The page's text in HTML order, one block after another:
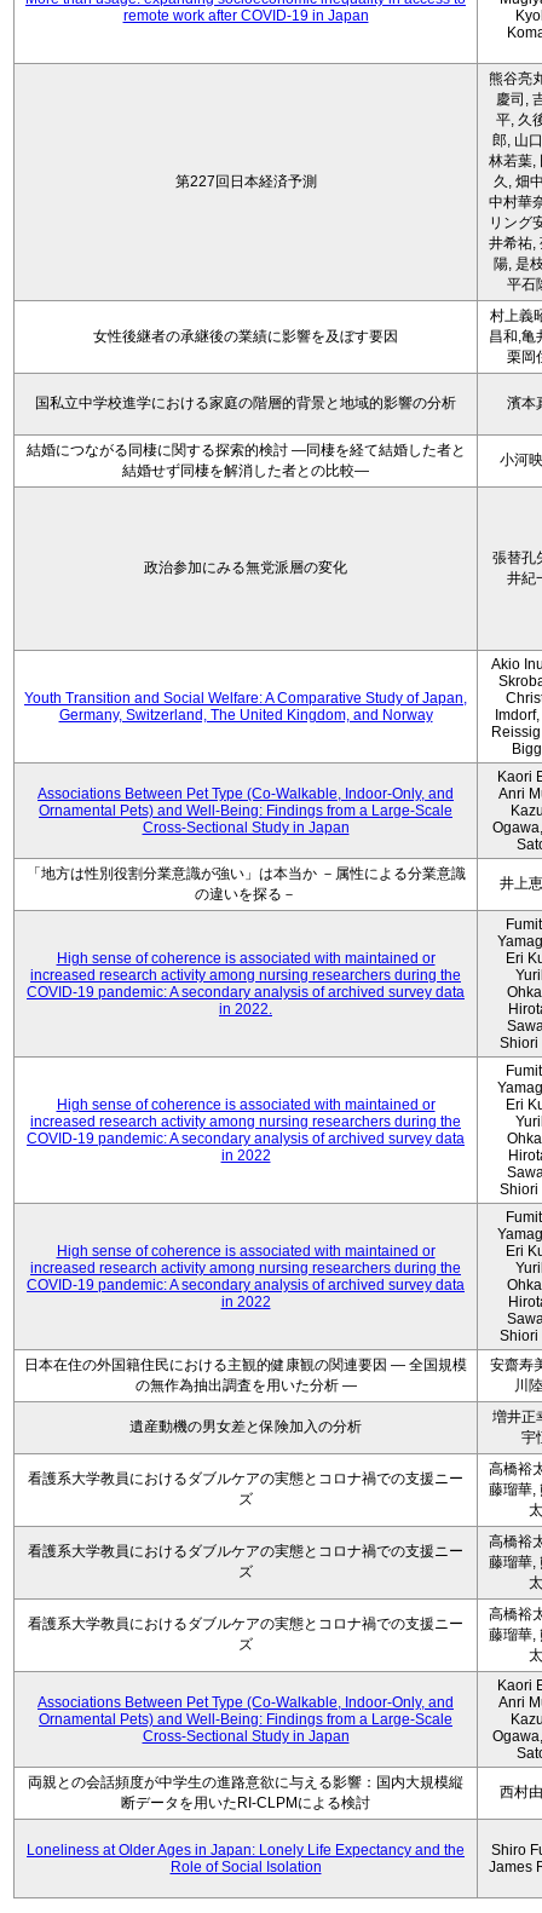
remote work after COVID-19 in Japan
第227回日本経済予測
熊谷亮
慶司,
平, 久
郎, 山
林若葉,
久, 畑
中村華
リング
井希祐,
陽, 是
平石
女性後継者の承継後の業績に影響を及ぼす要因
村上義
昌和,亀
栗岡
国私立中学校進学における家庭の階層的背景と地域的影響の分析 濱本
結婚につながる同棲に関する探索的検討 ―同棲を経て結婚した者と
結婚せず同棲を解消した者との比較―
小河
政治参加にみる無党派層の変化
張替孔
井紀
Youth Transition and Social Welfare: A Comparative Study of Japan,
Germany, Switzerland, The United Kingdom, and Norway
Akio
Associations Between Pet Type (Co-Walkable, Indoor-Only, and
Ornamental Pets) and Well-Being: Findings from a Large-Scale
Cross-Sectional Study in Japan
Kaori
Anri
「地方は性別役割分業意識が強い」は本当か －属性による分業意識
の違いを探る－
井上
High sense of coherence is associated with maintained or
increased research activity among nursing researchers during the
COVID-19 pandemic: A secondary analysis of archived survey data
in 2022.
Eri
Shiori
High sense of coherence is associated with maintained or
increased research activity among nursing researchers during the
COVID-19 pandemic: A secondary analysis of archived survey data
in 2022
Eri
Shiori
High sense of coherence is associated with maintained or
increased research activity among nursing researchers during the
COVID-19 pandemic: A secondary analysis of archived survey data
in 2022
Eri
Shiori
日本在住の外国籍住民における主観的健康観の関連要因 ― 全国規模
の無作為抽出調査を用いた分析 ―
安齋寿
川
遺産動機の男女差と保険加入の分析
増井正
宇
看護系大学教員におけるダブルケアの実態とコロナ禍での支援ニー
ズ
高橋裕
藤瑠華,
太
看護系大学教員におけるダブルケアの実態とコロナ禍での支援ニー
ズ
高橋裕
藤瑠華,
太
看護系大学教員におけるダブルケアの実態とコロナ禍での支援ニー
ズ
高橋裕
藤瑠華,
太
Associations Between Pet Type (Co-Walkable, Indoor-Only, and
Ornamental Pets) and Well-Being: Findings from a Large-Scale
Cross-Sectional Study in Japan
Kaori
Anri
両親との会話頻度が中学生の進路意欲に与える影響：国内大規模縦
断データを用いたRI-CLPMによる検討
西村
Loneliness at Older Ages in Japan: Lonely Life Expectancy and the
Role of Social Isolation
Shiro
James